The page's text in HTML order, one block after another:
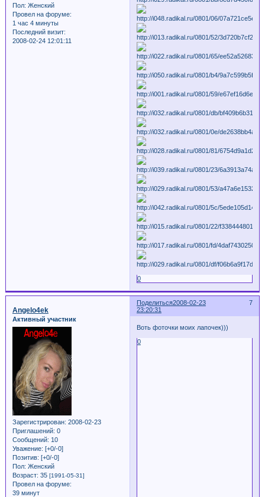
Пол: Женский
Провел на форуме:
1 час 4 минуты
Последний визит:
2008-02-24 12:01:11
0
Поделиться 7
2008-02-23
23:20:31
Angelo4ek
Активный участник
Зарегистрирован: 2008-02-23
Приглашений: 0
Сообщений: 10
Уважение: [+0/-0]
Позитив: [+0/-0]
Пол: Женский
Возраст: 35 [1991-05-31]
Провел на форуме:
39 минут
Воть фоточки моих лапочек)))
0